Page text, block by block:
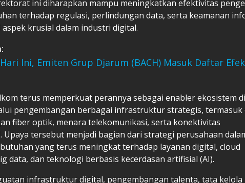
ini diharapkan mampu meningkatkan efektivitas
terhadap regulasi, perlindungan data, serta keamanan
aspek krusial dalam industri digital.
Ini, Emiten Grup Djarum (BACH) Masuk Daftar Efek
terus memperkuat perannya sebagai enabler ekosistem
pengembangan berbagai infrastruktur strategis, termasuk
fiber optik, menara telekomunikasi, serta konektivitas
Upaya tersebut menjadi bagian dari strategi perusahaan
yang terus meningkat terhadap layanan digital, cloud
data, dan teknologi berbasis kecerdasan artifisial (AI).
infrastruktur digital, pengembangan talenta, tata kelola